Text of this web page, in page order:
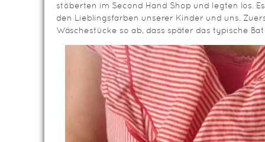
stöberten im Second Hand Shop und legten los.
den Lieblingsfarben unserer Kinder und uns.
Wäschestücke so ab, dass später das typische